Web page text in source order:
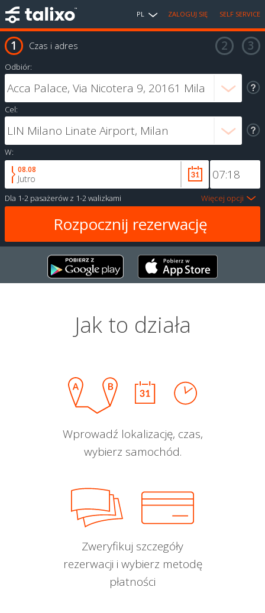
PL ZALOGUJ SIĘ SELF SERVICE
Czas i adres
Odbiór:
Cel:
W:
08.08
Jutro
Dla 1-2 pasażerów z 1-2 walizkami Więcej opcji
Jak to działa
Wprowadź lokalizację, czas,
wybierz samochód.
Zweryfikuj szczegóły
rezerwacji i wybierz metodę
płatności